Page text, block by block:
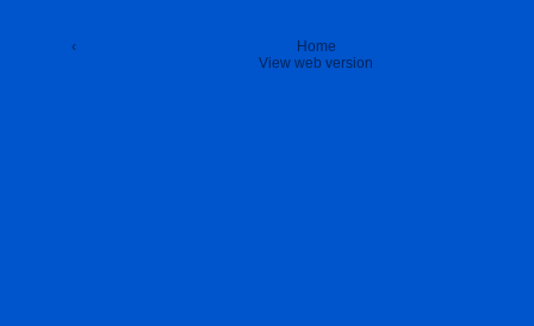
‹
Home
View web version